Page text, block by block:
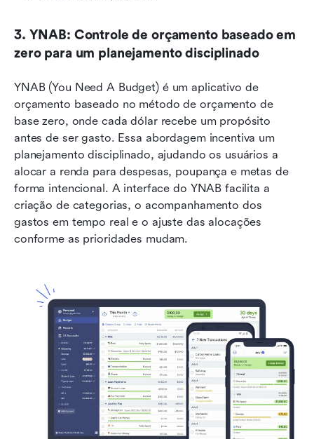
3. YNAB: Controle de orçamento baseado em
zero para um planejamento disciplinado
YNAB (You Need A Budget) é um aplicativo de
orçamento baseado no método de orçamento de
base zero, onde cada dólar recebe um propósito
antes de ser gasto. Essa abordagem incentiva um
planejamento disciplinado, ajudando os usuários a
alocar a renda para despesas, poupança e metas de
forma intencional. A interface do YNAB facilita a
criação de categorias, o acompanhamento dos
gastos em tempo real e o ajuste das alocações
conforme as prioridades mudam.